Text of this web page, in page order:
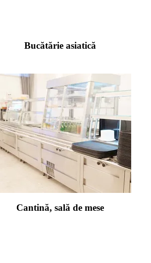
Bucătărie asiatică
Cantină, sală de mese